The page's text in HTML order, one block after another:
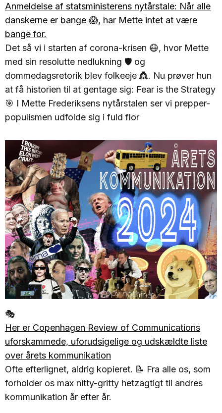
Anmeldelse af statsministerens nytårstale: Når alle
danskerne er bange 😱, har Mette intet at være
bange for.
Det så vi i starten af corona-krisen 😷, hvor Mette
med sin resolutte nedlukning 🛡️ og
dommedagsretorik blev folkeeje 👸. Nu prøver hun
at få historien til at gentage sig: Fear is the Strategy
🎯 I Mette Frederiksens nytårstalen ser vi prepper-
populismen udfolde sig i fuld flor
🎭
Her er Copenhagen Review of Communications
uforskammede, uforudsigelige og udskældte liste
over årets kommunikation
Ofte efterlignet, aldrig kopieret. 📝 Fra alle os, som
forholder os max nitty-gritty hetzagtigt til andres
kommunikation år efter år.